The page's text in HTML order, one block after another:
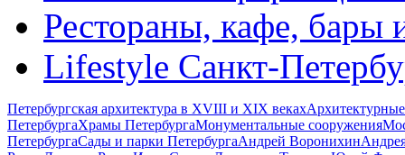
Рестораны, кафе, бары
Lifestyle Санкт-
Петербургская архитектура в XVIII и XIX веках
ПетербургаХрамы ПетербургаМонументальные сооружения
ПетербургаСады и парки ПетербургаАндрей Воронихин